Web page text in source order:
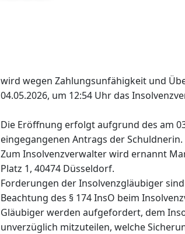
wird wegen Zahlungsunfähigkeit und
04.05.2026, um 12:54 Uhr das
Die Eröffnung erfolgt aufgrund des am
eingegangenen Antrags der Schuldnerin.
Zum Insolvenzverwalter wird ernannt
Platz 1, 40474 Düsseldorf.
Forderungen der Insolvenzgläubiger
Beachtung des § 174 InsO beim
Gläubiger werden aufgefordert, dem
unverzüglich mitzuteilen, welche